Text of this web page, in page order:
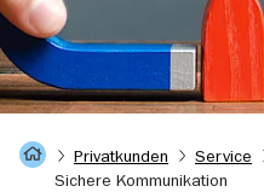
Startseite
Privatkunden
Service
Sichere Kommunikation